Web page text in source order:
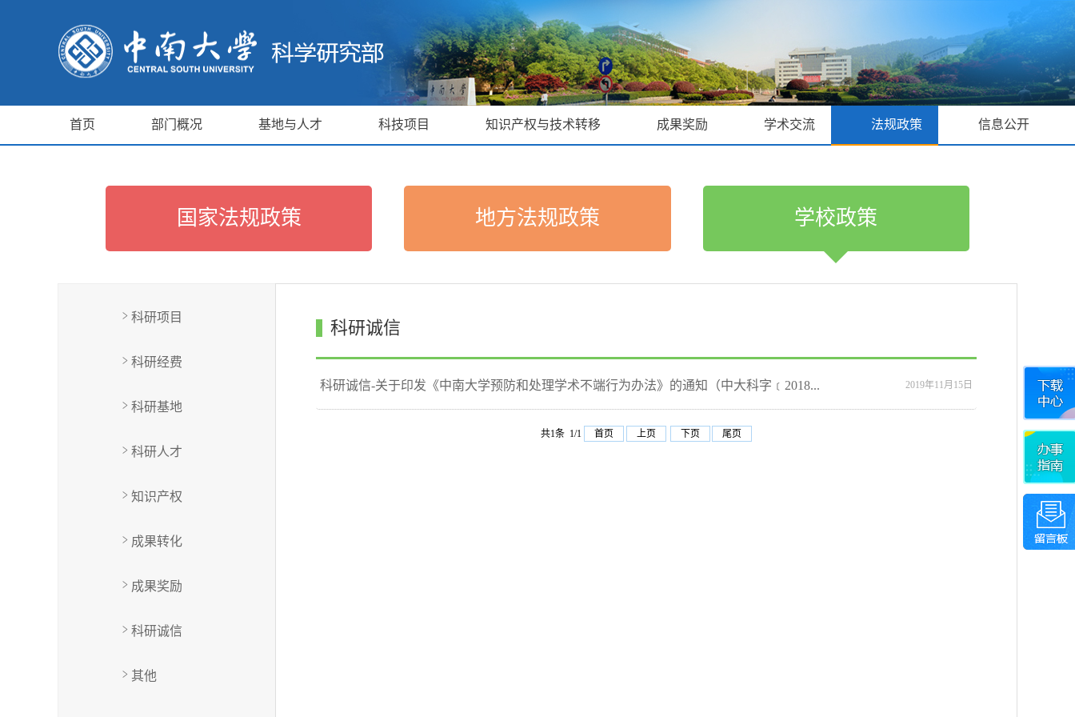
首页 部门概况 基地与人才 科技项目 知识产权与技术转移 成果奖励 学术交流 法规政策 信息公开
国家法规政策 地方法规政策 学校政策
> 科研项目
> 科研经费
> 科研基地
> 科研人才
> 知识产权
> 成果转化
> 成果奖励
> 科研诚信
> 其他
科研诚信
科研诚信-关于印发《中南大学预防和处理学术不端行为办法》的通知（中大科字﹝2018... 2019年11月15日
共1条 1/1 首页 上页 下页 尾页